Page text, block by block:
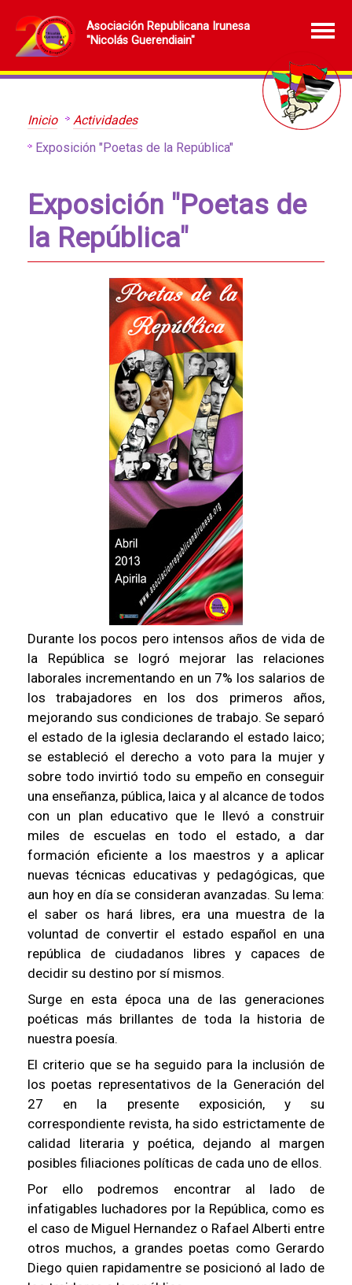
Asociación Republicana Irunesa
"Nicolás Guerendiain"
Inicio
Actividades
Exposición "Poetas de la República"
Exposición "Poetas de
la República"
Durante los pocos pero intensos años de vida de
la República se logró mejorar las relaciones
laborales incrementando en un 7% los salarios de
los trabajadores en los dos primeros años,
mejorando sus condiciones de trabajo. Se separó
el estado de la iglesia declarando el estado laico;
se estableció el derecho a voto para la mujer y
sobre todo invirtió todo su empeño en conseguir
una enseñanza, pública, laica y al alcance de todos
con un plan educativo que le llevó a construir
miles de escuelas en todo el estado, a dar
formación eficiente a los maestros y a aplicar
nuevas técnicas educativas y pedagógicas, que
aun hoy en día se consideran avanzadas. Su lema:
el saber os hará libres, era una muestra de la
voluntad de convertir el estado español en una
república de ciudadanos libres y capaces de
decidir su destino por sí mismos.
Surge en esta época una de las generaciones
poéticas más brillantes de toda la historia de
nuestra poesía.
El criterio que se ha seguido para la inclusión de
los poetas representativos de la Generación del
27 en la presente exposición, y su
correspondiente revista, ha sido estrictamente de
calidad literaria y poética, dejando al margen
posibles filiaciones políticas de cada uno de ellos.
Por ello podremos encontrar al lado de
infatigables luchadores por la República, como es
el caso de Miguel Hernandez o Rafael Alberti entre
otros muchos, a grandes poetas como Gerardo
Diego quien rapidamentre se posicionó al lado de